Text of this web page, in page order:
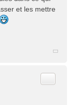
et les mettre